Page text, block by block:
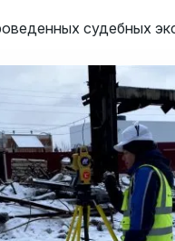
судебных